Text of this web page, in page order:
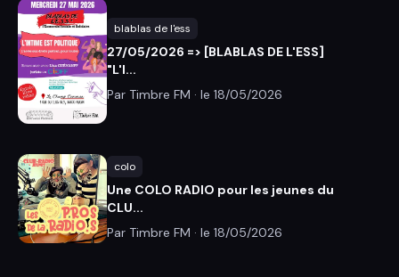
blablas de l'ess
27/05/2026 => [BLABLAS DE L'ESS]
"L'I...
Par Timbre FM · le 18/05/2026
colo
Une COLO RADIO pour les jeunes du
CLU...
Par Timbre FM · le 18/05/2026